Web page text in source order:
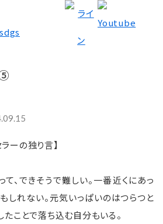
ーの独り言】
、できそうで難しい。一番近くにあっ
しれない。元気いっぱいのはつらつと
たことで落ち込む自分もいる。